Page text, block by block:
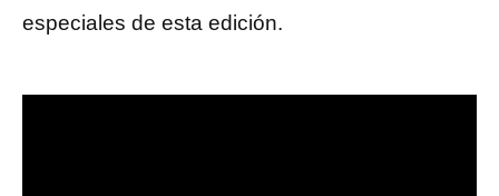
especiales de esta edición.